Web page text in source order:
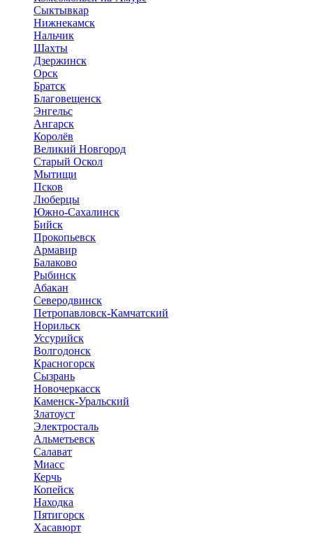
Сыктывкар
Нижнекамск
Нальчик
Шахты
Дзержинск
Орск
Братск
Благовещенск
Энгельс
Ангарск
Королёв
Великий Новгород
Старый Оскол
Мытищи
Псков
Люберцы
Южно-Сахалинск
Бийск
Прокопьевск
Армавир
Балаково
Рыбинск
Абакан
Северодвинск
Петропавловск-Камчатский
Норильск
Уссурийск
Волгодонск
Красногорск
Сызрань
Новочеркасск
Каменск-Уральский
Златоуст
Электросталь
Альметьевск
Салават
Миасс
Керчь
Копейск
Находка
Пятигорск
Хасавюрт